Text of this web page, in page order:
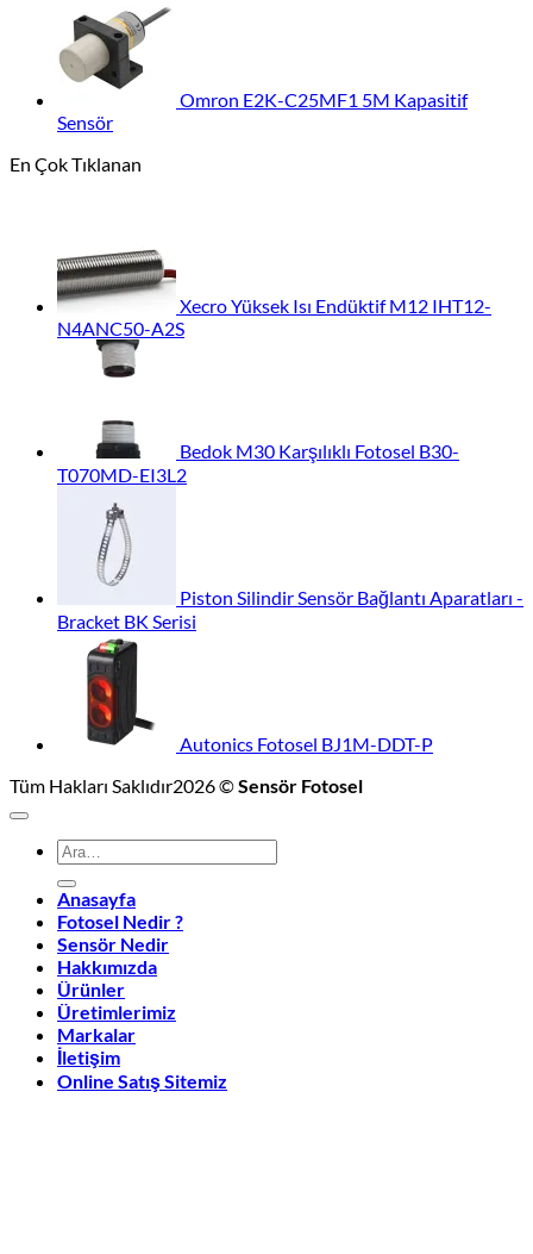
Omron E2K-C25MF1 5M Kapasitif
Sensör
En Çok Tıklanan
Xecro Yüksek Isı Endüktif M12 IHT12-
N4ANC50-A2S
Bedok M30 Karşılıklı Fotosel B30-
T070MD-EI3L2
Piston Silindir Sensör Bağlantı Aparatları -
Bracket BK Serisi
Autonics Fotosel BJ1M-DDT-P
Tüm Hakları Saklıdır2026 ©Sensör Fotosel
Ara:
Anasayfa
Fotosel Nedir ?
Sensör Nedir
Hakkımızda
Ürünler
Üretimlerimiz
Markalar
İletişim
Online Satış Sitemiz